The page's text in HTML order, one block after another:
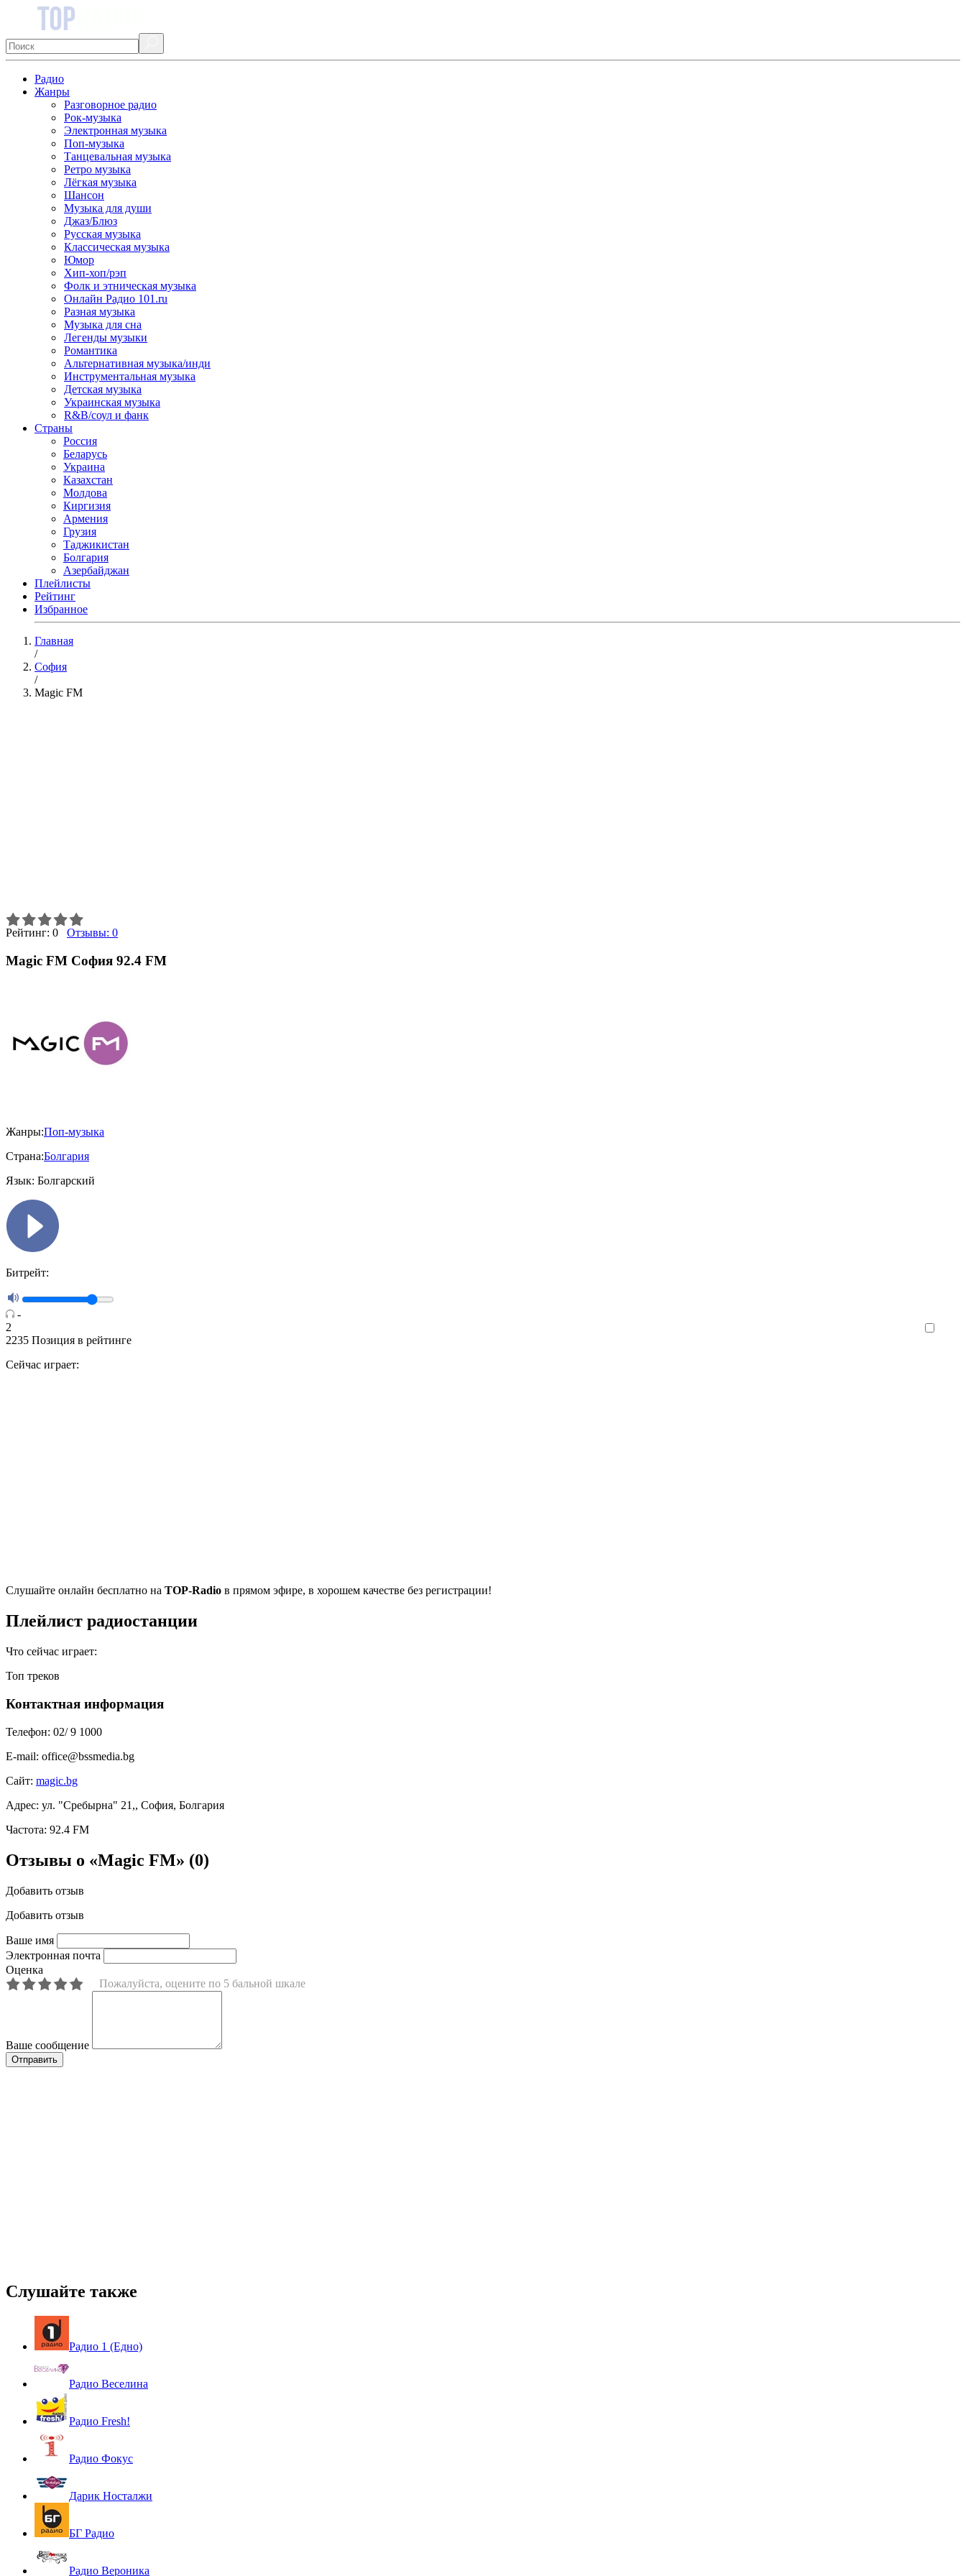
Радио
Жанры
Разговорное радио
Рок-музыка
Электронная музыка
Поп-музыка
Танцевальная музыка
Ретро музыка
Лёгкая музыка
Шансон
Музыка для души
Джаз/Блюз
Русская музыка
Классическая музыка
Юмор
Хип-хоп/рэп
Фолк и этническая музыка
Онлайн Радио 101.ru
Разная музыка
Музыка для сна
Легенды музыки
Романтика
Альтернативная музыка/инди
Инструментальная музыка
Детская музыка
Украинская музыка
R&B/cоул и фанк
Страны
Россия
Беларусь
Украина
Казахстан
Молдова
Киргизия
Армения
Грузия
Таджикистан
Болгария
Азербайджан
Плейлисты
Рейтинг
Избранное
Главная
/
София
/
Magic FM
Рейтинг: 0 Отзывы: 0
Magic FM София 92.4 FM
Жанры:Поп-музыка
Страна:Болгария
Язык: Болгарский
Битрейт:
-
2
2235 Позиция в рейтинге
Сейчас играет:
Cлушайте онлайн бесплатно на TOP-Radio в прямом эфире, в хорошем качестве без регистрации!
Плейлист радиостанции
Что сейчас играет:
Топ треков
Контактная информация
Телефон: 02/ 9 1000
E-mail: office@bssmedia.bg
Сайт: magic.bg
Адрес: ул. "Сребырна" 21,, София, Болгария
Частота: 92.4 FM
Отзывы о «Magic FM» (0)
Добавить отзыв
Добавить отзыв
Ваше имя
Электронная почта
Оценка
Пожалуйста, оцените по 5 бальной шкале
Ваше сообщение
Слушайте также
Радио 1 (Едно)
Радио Веселина
Радио Fresh!
Радио Фокус
Дарик Носталжи
БГ Радио
Радио Вероника